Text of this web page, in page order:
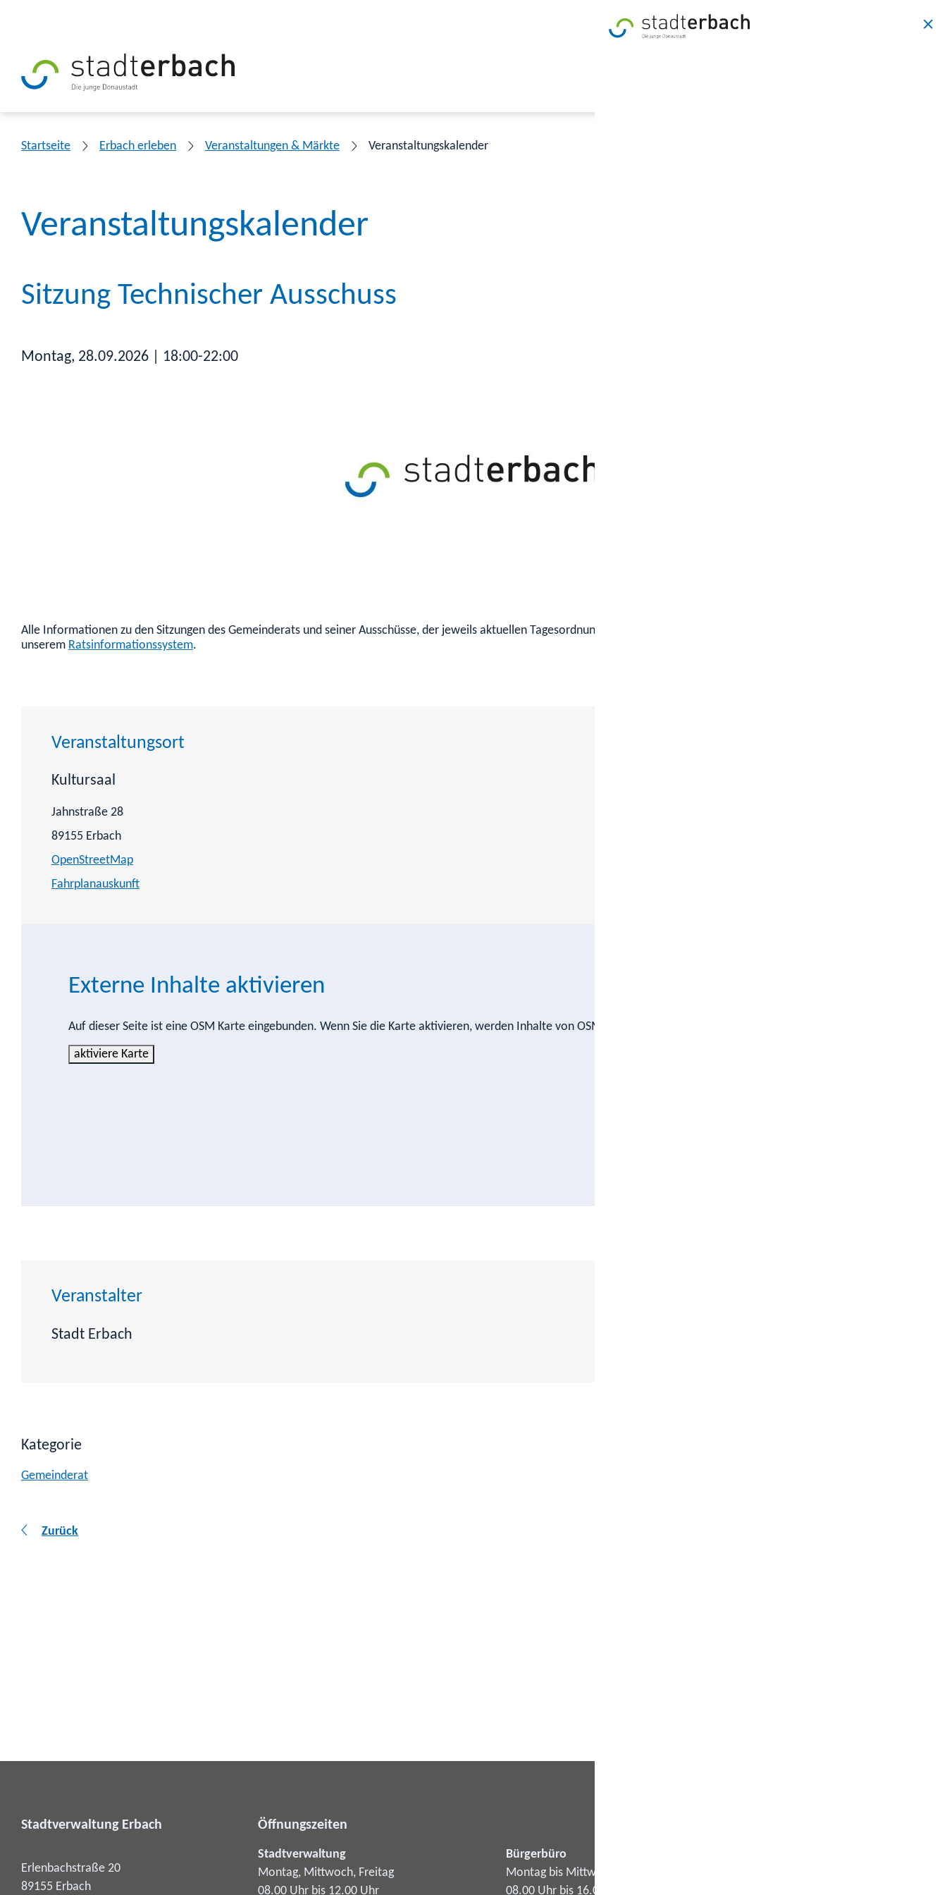
Startseite Erbach erleben Veranstaltungen & Märkte Veranstaltungskalender
Veranstaltungskalender
Montag, 28.09.2026 | 18:00-22:00
Sitzung Technischer Ausschuss
Alle Informationen zu den Sitzungen des Gemeinderats und seiner Ausschüsse, der jeweils aktuellen Tagesordnung, sowie zu den Fraktionen und Mandatsträgern erhalten Sie in
unserem Ratsinformationssystem.
Veranstaltungsort
Kultursaal
Jahnstraße 28
89155 Erbach
OpenStreetMap
Fahrplanauskunft
Externe Inhalte aktivieren
Auf dieser Seite ist eine OSM Karte eingebunden. Wenn Sie die Karte aktivieren, werden Inhalte von OSM nachgeladen.
aktiviere Karte
Veranstalter
Stadt Erbach
Kategorie
Gemeinderat
Zurück
Stadtverwaltung Erbach
Erlenbachstraße 20
89155 Erbach
Öffnungszeiten
Stadtverwaltung
Montag, Mittwoch, Freitag
08.00 Uhr bis 12.00 Uhr
Bürgerbüro
Montag bis Mittwoch
08.00 Uhr bis 16.00 Uhr